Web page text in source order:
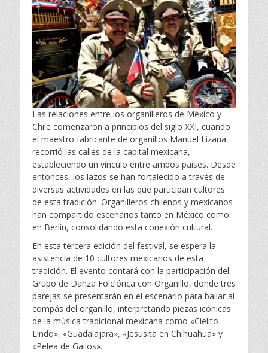
Las relaciones entre los organilleros de México y
Chile comenzaron a principios del siglo XXI, cuando
el maestro fabricante de organillos Manuel Lizana
recorrió las calles de la capital mexicana,
estableciendo un vínculo entre ambos países. Desde
entonces, los lazos se han fortalecido a través de
diversas actividades en las que participan cultores
de esta tradición. Organilleros chilenos y mexicanos
han compartido escenarios tanto en México como
en Berlín, consolidando esta conexión cultural.
En esta tercera edición del festival, se espera la
asistencia de 10 cultores mexicanos de esta
tradición. El evento contará con la participación del
Grupo de Danza Folclórica con Organillo, donde tres
parejas se presentarán en el escenario para bailar al
compás del organillo, interpretando piezas icónicas
de la música tradicional mexicana como «Cielito
Lindo», «Guadalajara», «Jesusita en Chihuahua» y
«Pelea de Gallos».